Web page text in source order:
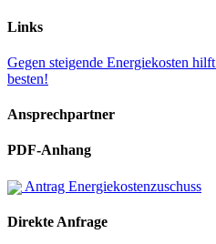
Links
Gegen steigende Energiekosten
besten!
Ansprechpartner
PDF-Anhang
Antrag Energiekostenzuschuss
Direkte Anfrage